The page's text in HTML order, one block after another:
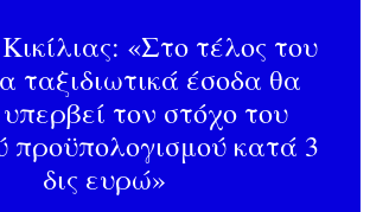
«Στο τέλος του
ταξιδιωτικά έσοδα θα
τον στόχο του
προϋπολογισμού κατά 3
δις ευρώ»